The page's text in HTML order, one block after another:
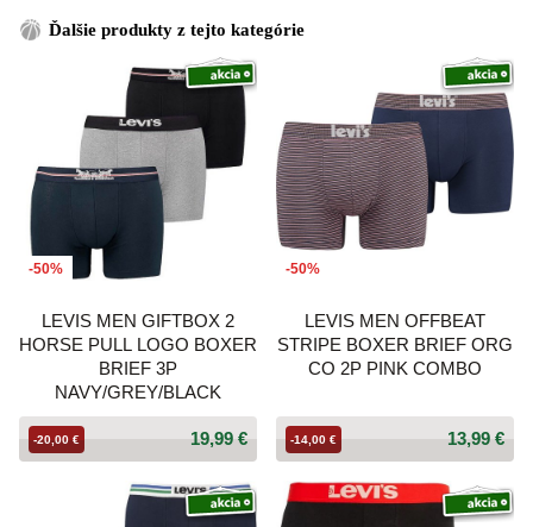
Ďalšie produkty z tejto kategórie
-50%
LEVIS MEN GIFTBOX 2
HORSE PULL LOGO BOXER
BRIEF 3P
NAVY/GREY/BLACK
19,99 €
-20,00 €
-50%
LEVIS MEN OFFBEAT
STRIPE BOXER BRIEF ORG
CO 2P PINK COMBO
13,99 €
-14,00 €